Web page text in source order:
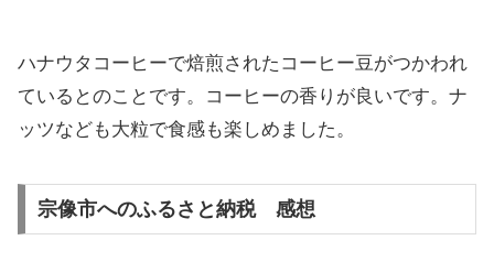
ハナウタコーヒーで焙煎されたコーヒー豆がつかわれ
ているとのことです。コーヒーの香りが良いです。ナ
ッツなども大粒で食感も楽しめました。
宗像市へのふるさと納税 感想